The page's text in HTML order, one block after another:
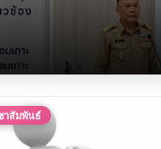
าสัมพันธ์